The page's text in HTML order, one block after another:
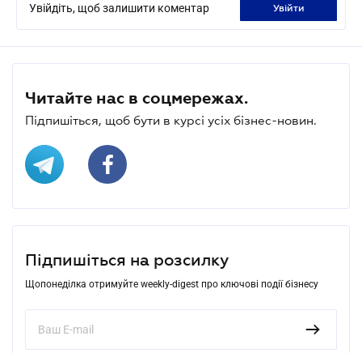
Увійдіть, щоб залишити коментар увійти
Читайте нас в соцмережах.
Підпишіться, щоб бути в курсі усіх бізнес-новин.
Підпишіться на розсилку
Щопонеділка отримуйте weekly-digest про ключові події бізнесу